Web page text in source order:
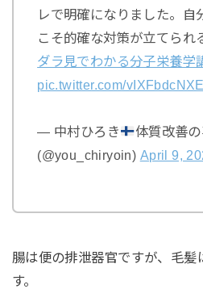
レで明確になりました。自
こそ的確な対策が立てられ
ダラ見でわかる分子栄養学
pic.twitter.com/vIXFbdcNXE
— 中村ひろき
体質改善
(@you_chiryoin) April 9,
腸は便の排泄器官ですが、毛髪
す。